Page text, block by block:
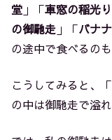
堂 」「車窓の稲光り
の御馳走 」「バナ
の途中で食べるの
こうしてみると、
の中は御馳走で溢